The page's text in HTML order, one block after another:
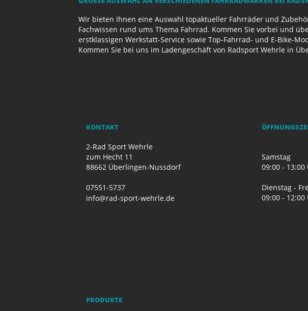
Wir bieten Ihnen eine Auswahl topaktueller Fahrräder und
Fachwissen rund ums Thema Fahrrad. Kommen Sie vorbei und
erstklassigen Werkstatt-Service sowie Top-Fahrrad- und E-Bike-
Kommen Sie bei uns im Ladengeschäft von Radsport Wehrle in
KONTAKT
2-Rad Sport Wehrle
zum Hecht 11
88662 Überlingen-Nussdorf
07551-5737
info@rad-sport-wehrle.de
Samstag
09:00 - 13:00
Dienstag -
09:00 -
PRODUKTE